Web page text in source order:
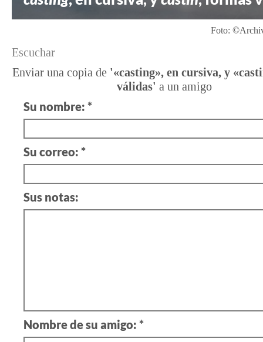
Foto:
Escuchar
Enviar una copia de '«casting», en cursiva, y
válidas' a un amigo
Su nombre: *
Su correo: *
Sus notas:
Nombre de su amigo: *